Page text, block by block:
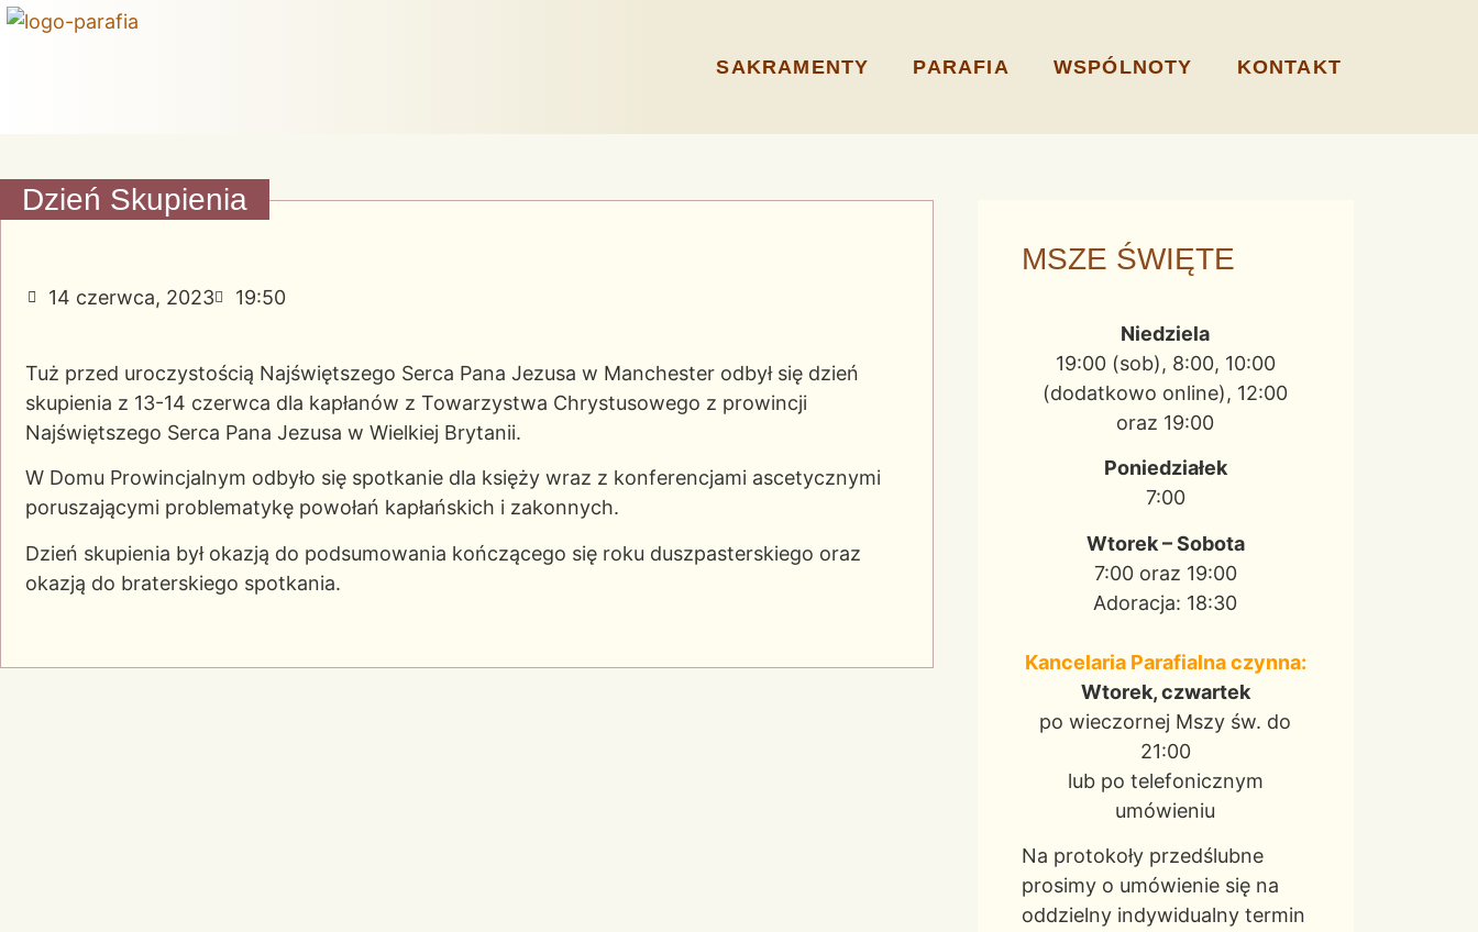
SAKRAMENTY PARAFIA WSPÓLNOTY KONTAKT
Dzień Skupienia
14 czerwca, 2023 19:50
Tuż przed uroczystością Najświętszego Serca Pana Jezusa w Manchester odbył się dzień
skupienia z 13-14 czerwca dla kapłanów z Towarzystwa Chrystusowego z prowincji
Najświętszego Serca Pana Jezusa w Wielkiej Brytanii.
W Domu Prowincjalnym odbyło się spotkanie dla księży wraz z konferencjami ascetycznymi
poruszającymi problematykę powołań kapłańskich i zakonnych.
Dzień skupienia był okazją do podsumowania kończącego się roku duszpasterskiego oraz
okazją do braterskiego spotkania.
MSZE ŚWIĘTE
Niedziela
19:00 (sob), 8:00, 10:00
(dodatkowo online), 12:00
oraz 19:00
Poniedziałek
7:00
Wtorek – Sobota
7:00 oraz 19:00
Adoracja: 18:30
Kancelaria Parafialna czynna:
Wtorek, czwartek
po wieczornej Mszy św. do
21:00
lub po telefonicznym
umówieniu
Na protokoły przedślubne
prosimy o umówienie się na
oddzielny indywidualny termin